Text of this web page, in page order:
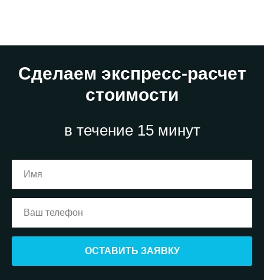
Сделаем экспресс-расчет
стоимости
в течение 15 минут
ОСТАВИТЬ ЗАЯВКУ